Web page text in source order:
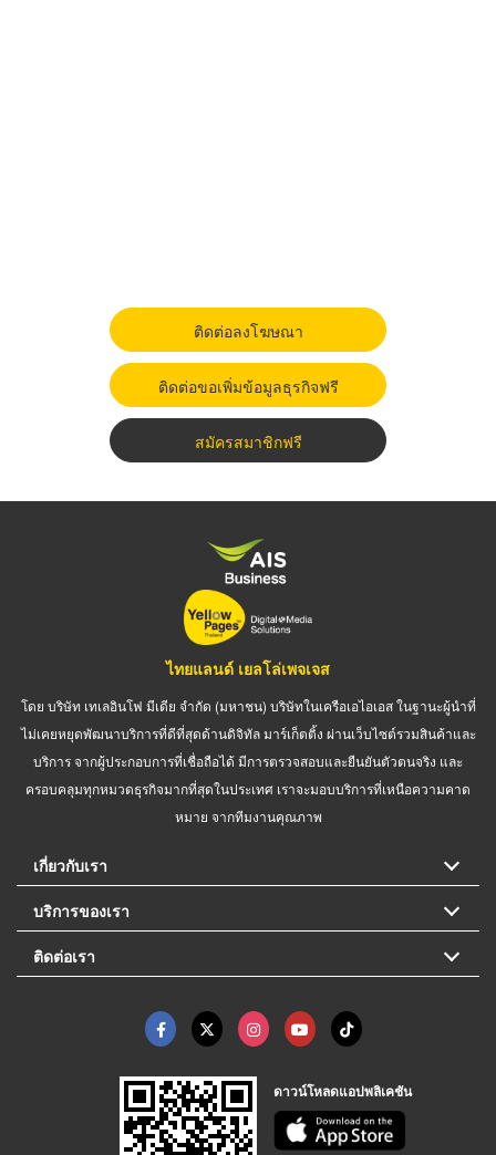
ติดต่อลงโฆษณา
ติดต่อขอเพิ่มข้อมูลธุรกิจฟรี
สมัครสมาชิกฟรี
ไทยแลนด์ เยลโล่เพจเจส
โดย บริษัท เทเลอินโฟ มีเดีย จำกัด (มหาชน) บริษัทในเครือเอไอเอส ในฐานะผู้นำที่
ไม่เคยหยุดพัฒนาบริการที่ดีที่สุดด้านดิจิทัล มาร์เก็ตติ้ง ผ่านเว็บไซต์รวมสินค้าและ
บริการ จากผู้ประกอบการที่เชื่อถือได้ มีการตรวจสอบและยืนยันตัวตนจริง และ
ครอบคลุมทุกหมวดธุรกิจมากที่สุดในประเทศ เราจะมอบบริการที่เหนือความคาด
หมาย จากทีมงานคุณภาพ
เกี่ยวกับเรา
บริการของเรา
ติดต่อเรา
ดาวน์โหลดแอปพลิเคชัน